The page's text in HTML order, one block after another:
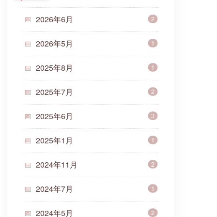
2026年6月 2
2026年5月 1
2025年8月 1
2025年7月 2
2025年6月 3
2025年1月 1
2024年11月 2
2024年7月 1
2024年5月 2